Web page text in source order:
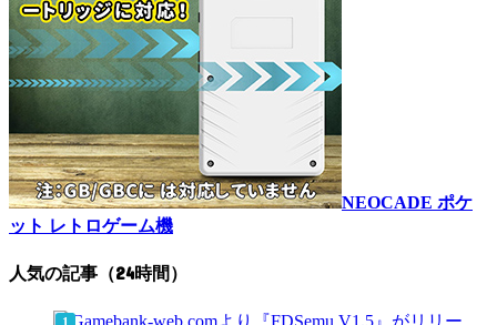
NEOCADE ポケ
ット レトロゲーム機
人気の記事（24時間）